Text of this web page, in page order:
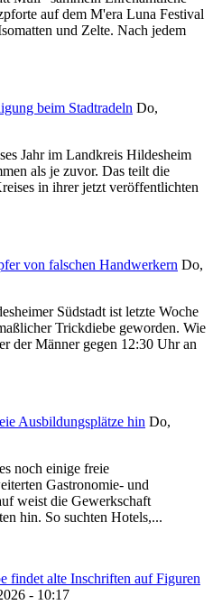
auf dem M'era Luna Festival
und Zelte. Nach jedem
beim Stadtradeln Do,
Jahr im Landkreis Hildesheim
als je zuvor. Das teilt die
in ihrer jetzt veröffentlichten
von falschen Handwerkern Do,
Südstadt ist letzte Woche
Trickdiebe geworden. Wie
der Männer gegen 12:30 Uhr an
Ausbildungsplätze hin Do,
noch einige freie
Gastronomie- und
weist die Gewerkschaft
hin. So suchten Hotels,...
findet alte Inschriften auf Figuren
- 10:17